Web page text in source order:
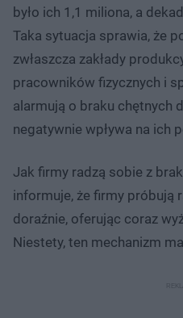
było ich 1,1 miliona, a
Taka sytuacja sprawia, że
zwłaszcza zakłady
pracowników fizycznych i
alarmują o braku chętnych
negatywnie wpływa na ich
Jak firmy radzą sobie z
informuje, że firmy próbują
doraźnie, oferując coraz
Niestety, ten mechanizm